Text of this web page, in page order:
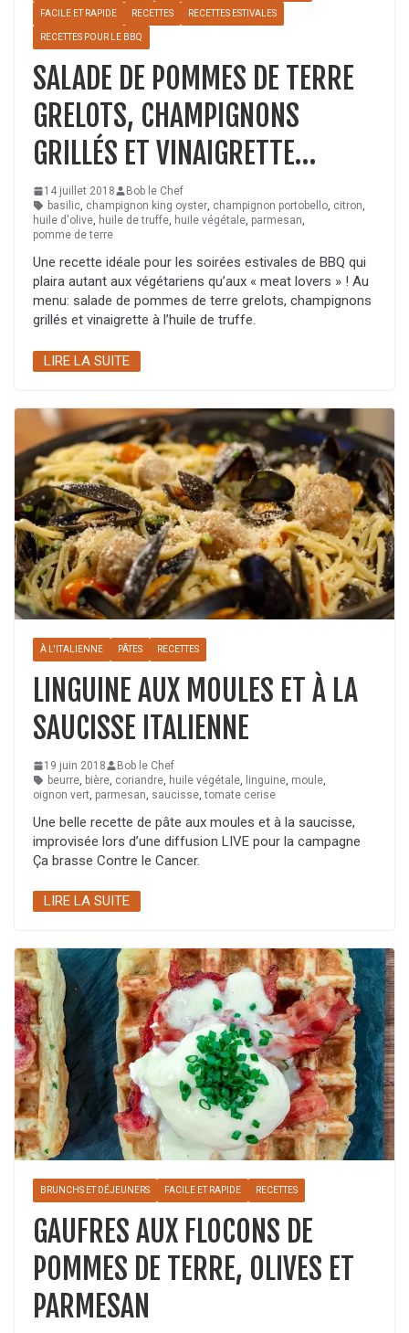
FACILE ET RAPIDE RECETTES RECETTES ESTIVALES
RECETTES POUR LE BBQ
SALADE DE POMMES DE TERRE
GRELOTS, CHAMPIGNONS
GRILLÉS ET VINAIGRETTE…
14 juillet 2018
Bob le Chef
basilic, champignon king oyster, champignon portobello, citron,
huile d'olive, huile de truffe, huile végétale, parmesan,
pomme de terre
Une recette idéale pour les soirées estivales de BBQ qui
plaira autant aux végétariens qu’aux « meat lovers » ! Au
menu: salade de pommes de terre grelots, champignons
grillés et vinaigrette à l’huile de truffe.
LIRE LA SUITE
À L'ITALIENNE PÂTES RECETTES
LINGUINE AUX MOULES ET À LA
SAUCISSE ITALIENNE
19 juin 2018
Bob le Chef
beurre, bière, coriandre, huile végétale, linguine, moule,
oignon vert, parmesan, saucisse,tomate cerise
Une belle recette de pâte aux moules et à la saucisse,
improvisée lors d’une diffusion LIVE pour la campagne
Ça brasse Contre le Cancer.
LIRE LA SUITE
BRUNCHS ET DÉJEUNERS FACILE ET RAPIDE RECETTES
GAUFRES AUX FLOCONS DE
POMMES DE TERRE, OLIVES ET
PARMESAN